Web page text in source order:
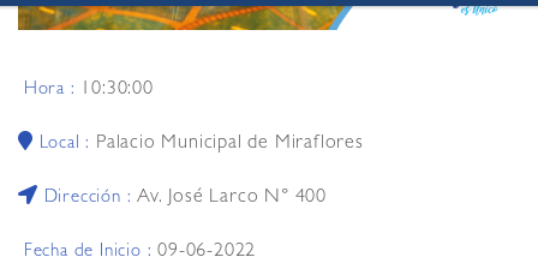
Hora : 10:30:00
Local : Palacio Municipal de Miraflores
Dirección :Av. José Larco N° 400
Fecha de Inicio :09-06-2022